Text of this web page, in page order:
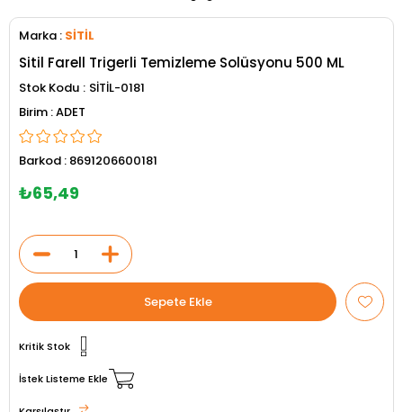
Marka : SİTİL
Sitil Farell Trigerli Temizleme Solüsyonu 500 ML
Stok Kodu
SİTİL-0181
ADET
Barkod : 8691206600181
₺65,49
Kritik Stok
İstek Listeme Ekle